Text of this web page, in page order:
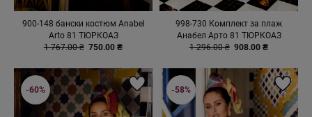
900-148 бански костюм Anabel
Arto 81 ТЮРКОАЗ
1 767.00 ₴ 750.00 ₴
998-730 Комплект за плаж
Анабел Арто 81 ТЮРКОАЗ
1 296.00 ₴ 908.00 ₴
-60% -58%